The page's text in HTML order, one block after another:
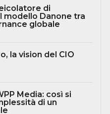
di
modello Danone tra
globale
la vision del CIO
Media: così si
di un